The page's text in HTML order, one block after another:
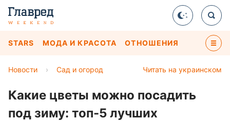
STARS МОДА И КРАСОТА ОТНОШЕНИЯ
Читать на украинском
Новости › Сад и огород
Какие цветы можно посадить
под зиму: топ-5 лучших